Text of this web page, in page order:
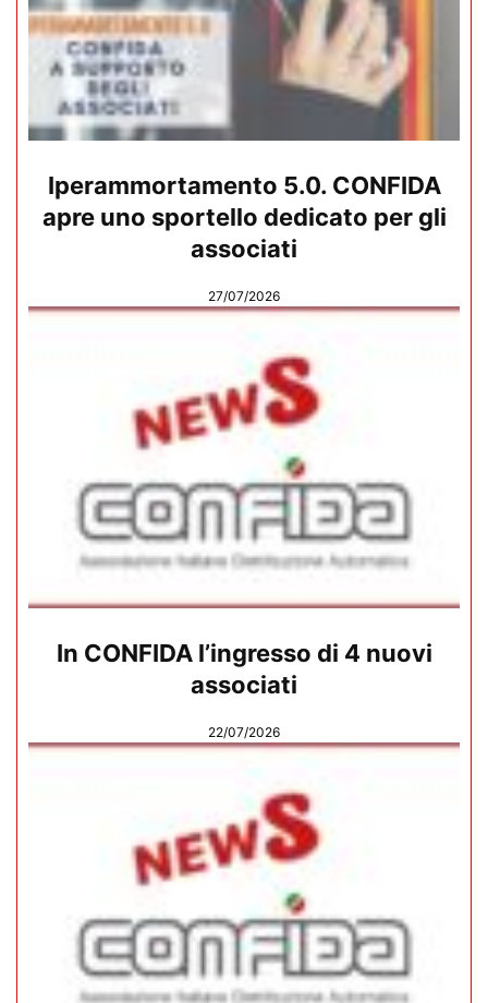
Iperammortamento 5.0. CONFIDA
apre uno sportello dedicato per gli
associati
27/07/2026
In CONFIDA l’ingresso di 4 nuovi
associati
22/07/2026